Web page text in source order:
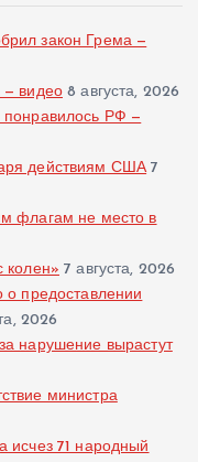
закон Грема —
— видео 8 августа, 2026
понравилось РФ —
действиям США 7
флагам не место в
колен» 7 августа, 2026
о предоставлении
2026
нарушение вырастут
министра
исчез 71 народный